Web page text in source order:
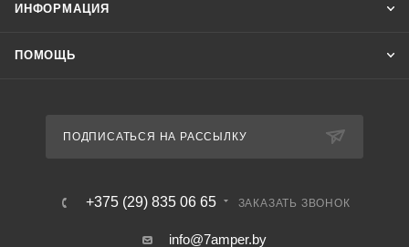
ИНФОРМАЦИЯ
ПОМОЩЬ
ПОДПИСАТЬСЯ НА РАССЫЛКУ
+375 (29) 835 06 65 ЗАКАЗАТЬ ЗВОНОК
info@7amper.by